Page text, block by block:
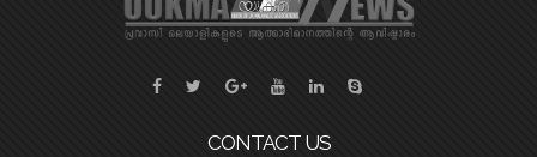
CONTACT US